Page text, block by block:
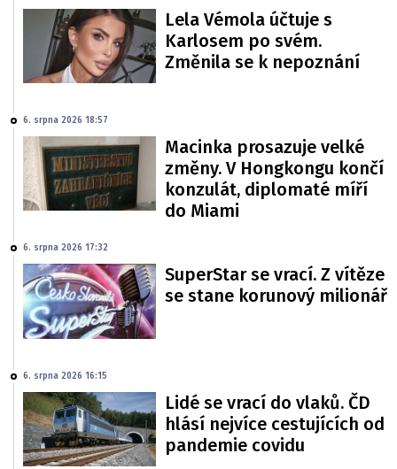
Lela Vémola účtuje s
Karlosem po svém.
Změnila se k nepoznání
6. srpna 2026 18:57
Macinka prosazuje velké
změny. V Hongkongu končí
konzulát, diplomaté míří
do Miami
6. srpna 2026 17:32
SuperStar se vrací. Z vítěze
se stane korunový milionář
6. srpna 2026 16:15
Lidé se vrací do vlaků. ČD
hlásí nejvíce cestujících od
pandemie covidu